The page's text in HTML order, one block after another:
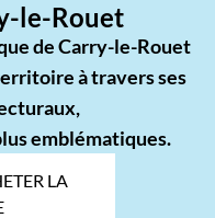
le-Rouet
de Carry-le-Rouet
à travers ses
emblématiques.
LA